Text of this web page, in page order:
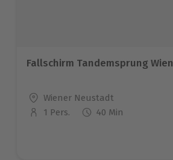
Fallschirm Tandemsprung Wien
Standort
Wiener Neustadt
Anzahl der Teilnehmer
1 Pers. 40 Min